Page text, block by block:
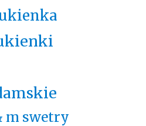
m swetry